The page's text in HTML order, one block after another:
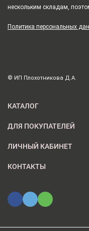
нескольким складам,
Политика персональных
© ИП Плохотникова Д.А.
КАТАЛОГ
ДЛЯ ПОКУПАТЕЛЕЙ
ЛИЧНЫЙ КАБИНЕТ
КОНТАКТЫ